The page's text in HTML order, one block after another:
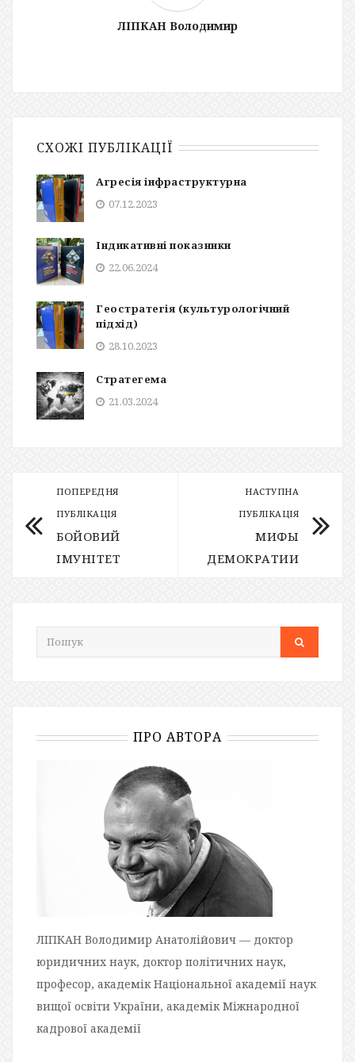
ЛІПКАН Володимир
СХОЖІ ПУБЛІКАЦІЇ
Агресія інфраструктурна
07.12.2023
Індикативні показники
22.06.2024
Геостратегія (культурологічний
підхід)
28.10.2023
Стратегема
21.03.2024
ПОПЕРЕДНЯ
ПУБЛІКАЦІЯ
БОЙОВИЙ
ІМУНІТЕТ
НАСТУПНА
ПУБЛІКАЦІЯ
МИФЫ
ДЕМОКРАТИИ
ПРО АВТОРА
ЛІПКАН Володимир Анатолійович — доктор
юридичних наук, доктор політичних наук,
професор, академік Національної академії наук
вищої освіти України, академік Міжнародної
кадрової академії